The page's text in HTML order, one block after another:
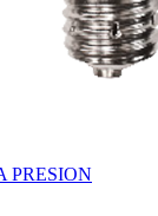
PRESION